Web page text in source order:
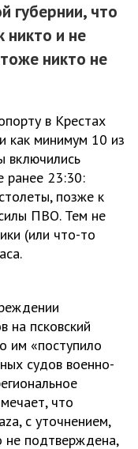
губернии, что
никто и не
никто не
в Крестах
как минимум 10 из
включились
ранее 23:30:
позже к
ПВО. Тем не
(или что-то
на псковский
им «поступило
судов военно-
что
с уточнением,
не подтверждена,